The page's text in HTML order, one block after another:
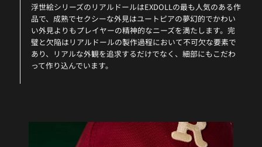
浮世絵シリーズのリアルドールはEXDOLLの最も人気のある作
品で、成熟でセクシーな外見はユートピアの夢幻的でかわい
い外見よりもプレイヤーの精神的なニーズを満たします。完
璧と欠陥はリアルドールの製作過程において不可欠な要素で
あり、リアルな外観を追求するだけでなく、細部にもこだわ
って作り込んでいます。